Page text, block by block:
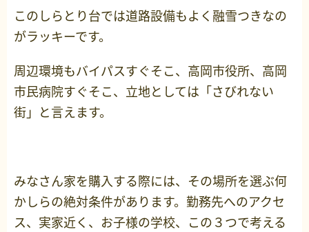
このしらとり台では道路設備もよく融雪つきなの
がラッキーです。
周辺環境もバイパスすぐそこ、高岡市役所、高岡
市民病院すぐそこ、立地としては「さびれない
街」と言えます。
みなさん家を購入する際には、その場所を選ぶ何
かしらの絶対条件があります。勤務先へのアクセ
ス、実家近く、お子様の学校、この３つで考える